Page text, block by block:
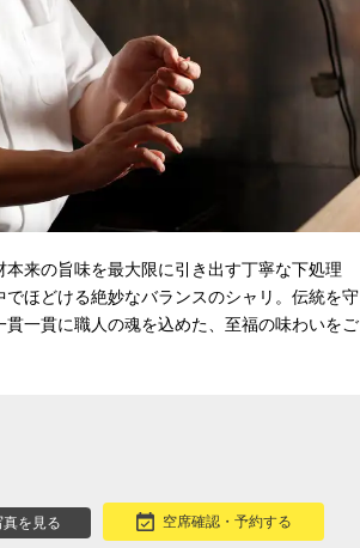
来の旨味を最大限に引き出す丁寧な下処理
ほどける絶妙なバランスのシャリ。伝統を守
一貫に職人の魂を込めた、至福の味わいをご
真を見る 空席確認・予約する